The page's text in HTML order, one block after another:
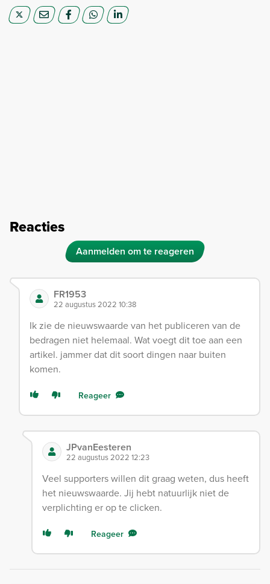
Reacties
Aanmelden om te reageren
FR1953
22 augustus 2022 10:38
Ik zie de nieuwswaarde van het publiceren van de
bedragen niet helemaal. Wat voegt dit toe aan een
artikel. jammer dat dit soort dingen naar buiten
komen.
Reageer
JPvanEesteren
22 augustus 2022 12:23
Veel supporters willen dit graag weten, dus heeft
het nieuwswaarde. Jij hebt natuurlijk niet de
verplichting er op te clicken.
Reageer